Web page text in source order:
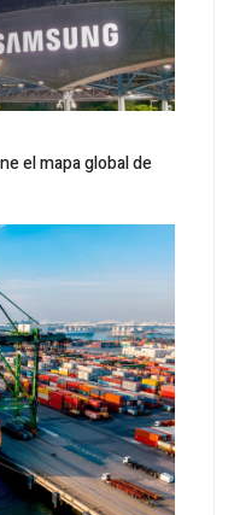
el mapa global de